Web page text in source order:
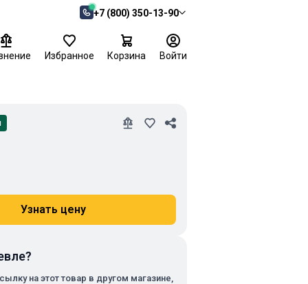
+7 (800) 350-13-90
Избранное Корзина Войти
Узнать цену
на этот товар в другом магазине,